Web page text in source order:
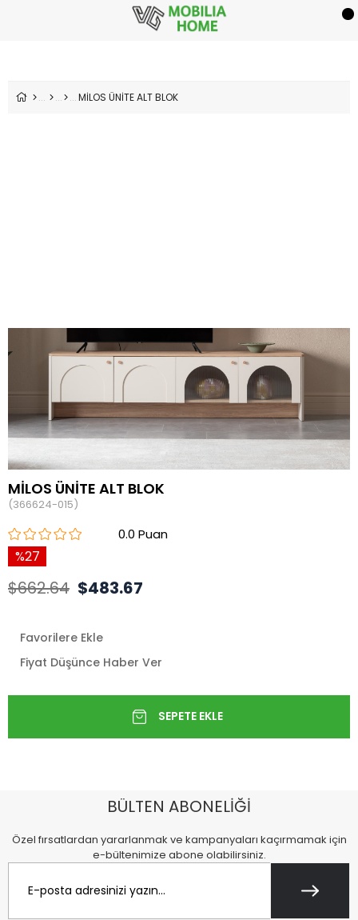
MİLOS ÜNİTE ALT BLOK
MİLOS ÜNİTE ALT BLOK
(366624-015)
0.0
27
$662.64 $483.67
Favorilere Ekle
Fiyat Düşünce Haber Ver
BÜLTEN ABONELİĞİ
Özel fırsatlardan yararlanmak ve kampanyaları kaçırmamak için
e-bültenimize abone olabilirsiniz.